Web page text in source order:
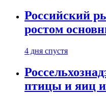
Российский
ростом
4 дня спустя
птицы и яиц